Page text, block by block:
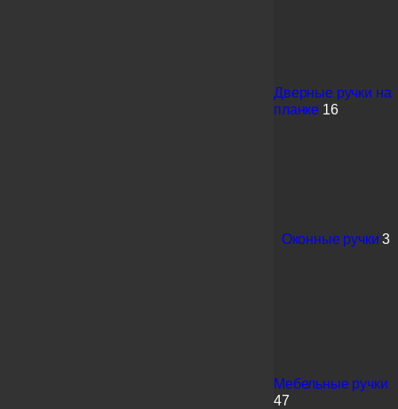
Дверные ручки на
планке 16
Оконные ручки 3
Мебельные ручки
47